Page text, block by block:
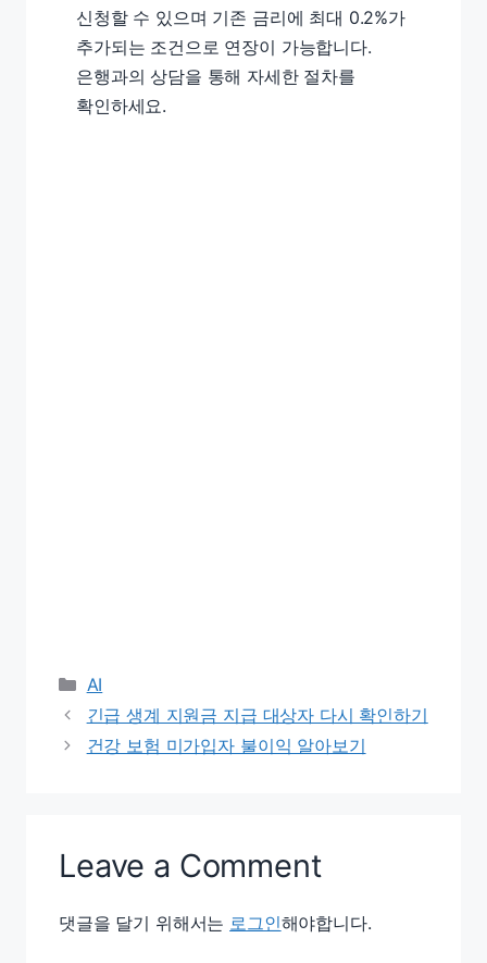
신청할 수 있으며 기존 금리에 최대 0.2%가
추가되는 조건으로 연장이 가능합니다.
은행과의 상담을 통해 자세한 절차를
확인하세요.
Categories
AI
긴급 생계 지원금 지급 대상자 다시 확인하기
건강 보험 미가입자 불이익 알아보기
Leave a Comment
댓글을 달기 위해서는 로그인해야합니다.